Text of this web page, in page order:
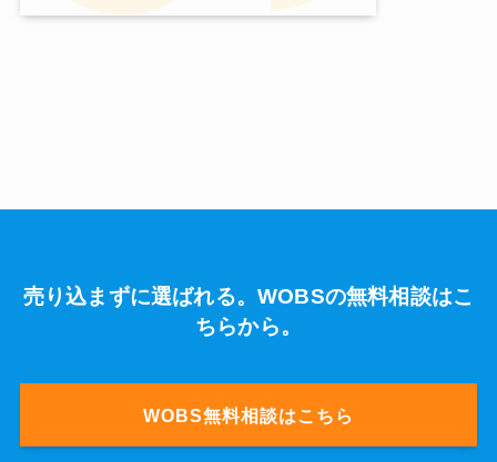
売り込まずに選ばれる。WOBSの無料相談はこ
ちらから。
WOBS無料相談はこちら